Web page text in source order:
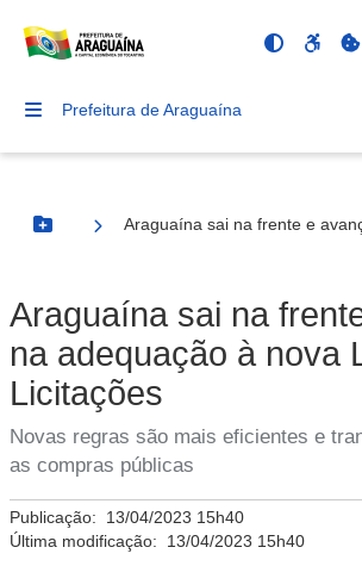
Prefeitura de Araguaína
Botão Menu
Araguaína sai na frente e
Araguaína sai na
na adequação à nova
Licitações
Novas regras são mais eficientes e
as compras públicas
Publicação: 13/04/2023 15h40
Última modificação: 13/04/2023 15h40